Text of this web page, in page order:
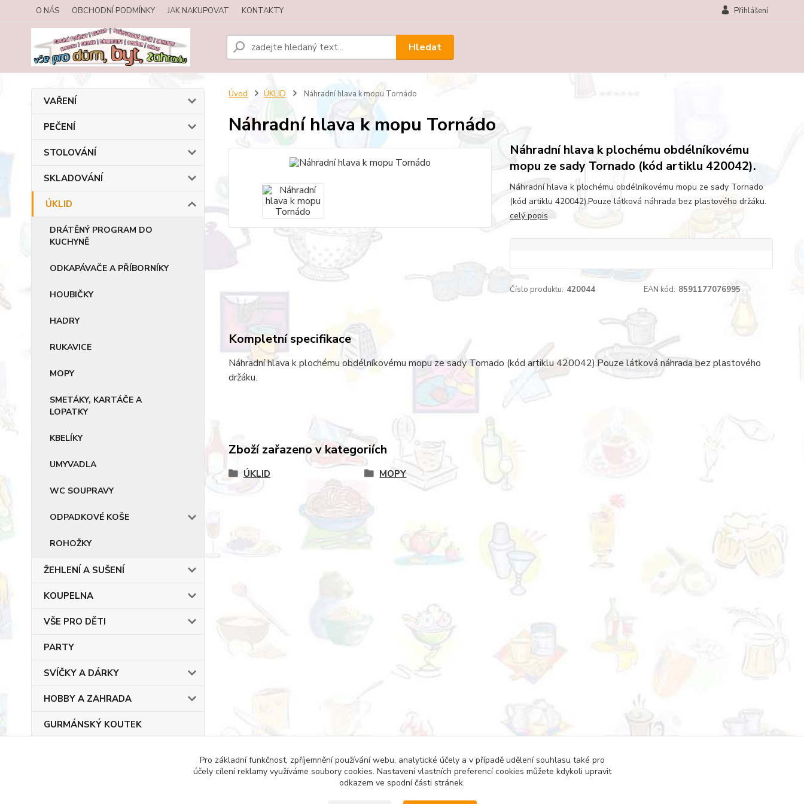
O NÁS OBCHODNÍ PODMÍNKY JAK NAKUPOVAT KONTAKTY Přihlášení
Hledat
VAŘENÍ
PEČENÍ
STOLOVÁNÍ
SKLADOVÁNÍ
ÚKLID
DRÁTĚNÝ PROGRAM DO
KUCHYNĚ
ODKAPÁVAČE A PŘÍBORNÍKY
HOUBIČKY
HADRY
RUKAVICE
MOPY
SMETÁKY, KARTÁČE A
LOPATKY
KBELÍKY
UMYVADLA
WC SOUPRAVY
ODPADKOVÉ KOŠE
ROHOŽKY
ŽEHLENÍ A SUŠENÍ
KOUPELNA
VŠE PRO DĚTI
PARTY
SVÍČKY A DÁRKY
HOBBY A ZAHRADA
GURMÁNSKÝ KOUTEK
Úvod ÚKLID Náhradní hlava k mopu Tornádo
Náhradní hlava k mopu Tornádo
Náhradní hlava k plochému obdélníkovému
mopu ze sady Tornado (kód artiklu 420042).
Náhradní hlava k plochému obdélníkovému mopu ze sady Tornado
(kód artiklu 420042).Pouze látková náhrada bez plastového držáku.
celý popis
Číslo produktu: 420044 EAN kód: 8591177076995
Kompletní specifikace
Náhradní hlava k plochému obdélníkovému mopu ze sady Tornado (kód artiklu 420042).Pouze látková náhrada bez plastového
držáku.
Zboží zařazeno v kategoriích
ÚKLID MOPY
Pro základní funkčnost, zpříjemnění používání webu, analytické účely a v případě udělení souhlasu také pro
účely cílení reklamy využíváme soubory cookies. Nastavení vlastních preferencí cookies můžete kdykoli upravit
odkazem ve spodní části stránek.